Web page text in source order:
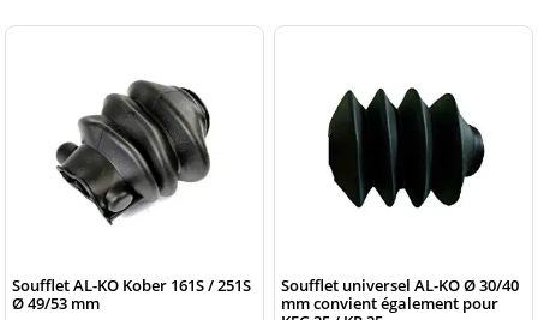
Soufflet AL-KO Kober 161S / 251S
Ø 49/53 mm
Soufflet universel AL-KO Ø 30/40
mm convient également pour